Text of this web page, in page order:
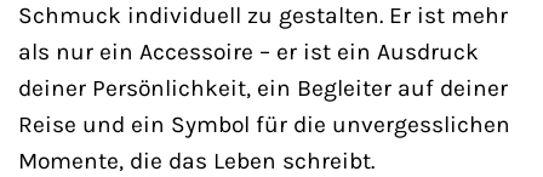
Schmuck individuell zu gestalten. Er ist mehr
als nur ein Accessoire – er ist ein Ausdruck
deiner Persönlichkeit, ein Begleiter auf deiner
Reise und ein Symbol für die unvergesslichen
Momente, die das Leben schreibt.